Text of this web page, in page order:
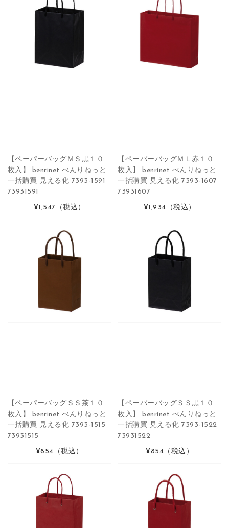
【ペーパーバッグＭＳ黒１０
枚入】 benrinet べんりねっと
一括購買 見える化 7393-1591
73931591
¥1,547 （税込）
【ペーパーバッグＭＬ赤１０
枚入】 benrinet べんりねっと
一括購買 見える化 7393-1607
73931607
¥1,934 （税込）
【ペーパーバッグＳＳ茶１０
枚入】 benrinet べんりねっと
一括購買 見える化 7393-1515
73931515
¥854 （税込）
【ペーパーバッグＳＳ黒１０
枚入】 benrinet べんりねっと
一括購買 見える化 7393-1522
73931522
¥854 （税込）